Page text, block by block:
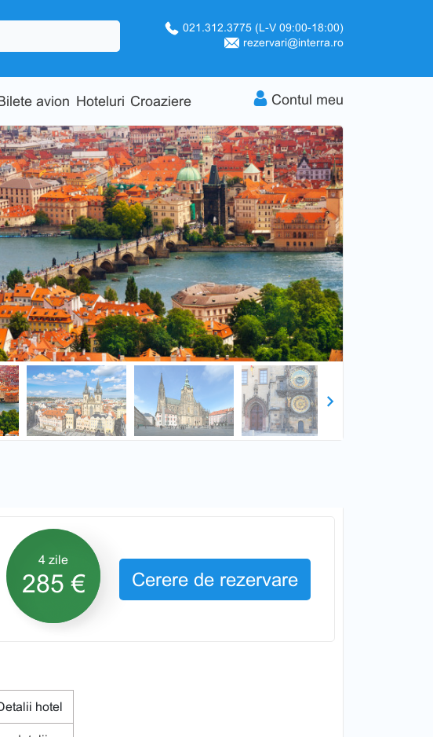
021.312.3775 (L-V 09:00-18:00)
rezervari@interra.ro
avion Hoteluri Croaziere Contul meu
Next
4 zile
285 € Cerere de rezervare
hotel